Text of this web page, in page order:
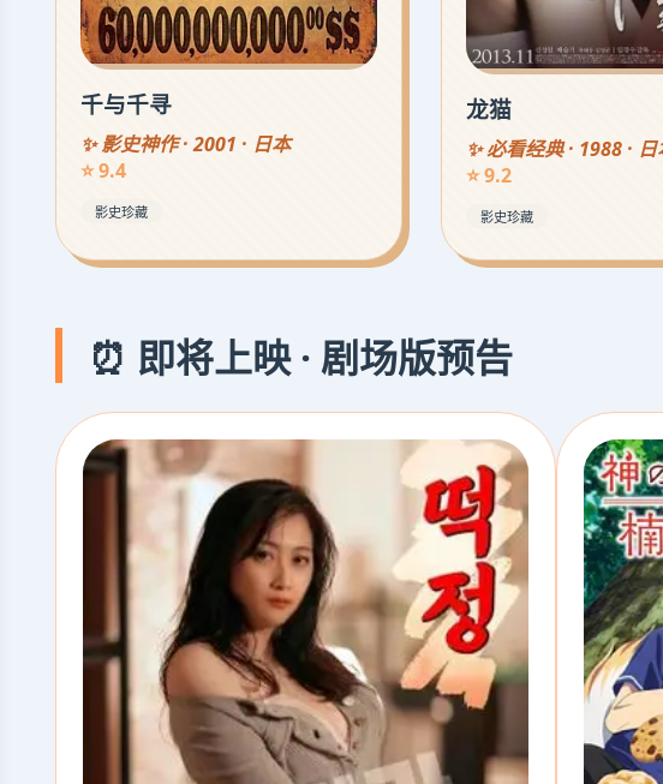
千与千寻
✨ 影史神作 · 2001 · 日本
⭐ 9.4
影史珍藏
龙猫
✨ 必看经典 · 1988 ·
⭐ 9.2
影史珍藏
⏰ 即将上映 · 剧场版预告